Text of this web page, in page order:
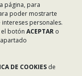
página, para
poder mostrarte
personales.
botón ACEPTAR o
DE COOKIES de